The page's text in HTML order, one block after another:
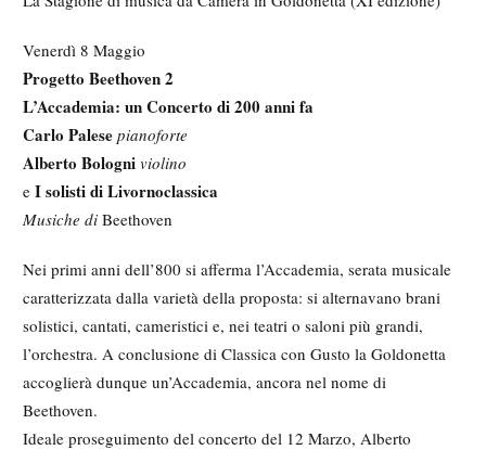
Venerdì 8 Maggio
Progetto Beethoven 2
L’Accademia: un Concerto di 200 anni fa
Carlo Palese pianoforte
Alberto Bologni violino
e I solisti di Livornoclassica
Musiche di Beethoven
Nei primi anni dell’800 si afferma l’Accademia, serata musicale
caratterizzata dalla varietà della proposta: si alternavano brani
solistici, cantati, cameristici e, nei teatri o saloni più grandi,
l’orchestra. A conclusione di Classica con Gusto la Goldonetta
accoglierà dunque un’Accademia, ancora nel nome di
Beethoven.
Ideale proseguimento del concerto del 12 Marzo, Alberto